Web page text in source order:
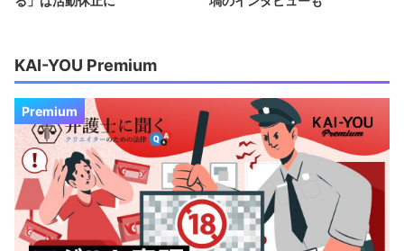
KAI-YOU Premium
Premium